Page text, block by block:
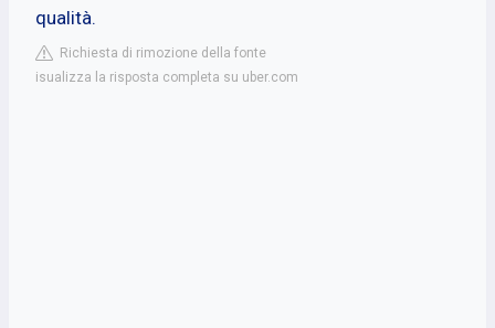
qualità.
Richiesta di rimozione della fonte
isualizza la risposta completa su uber.com